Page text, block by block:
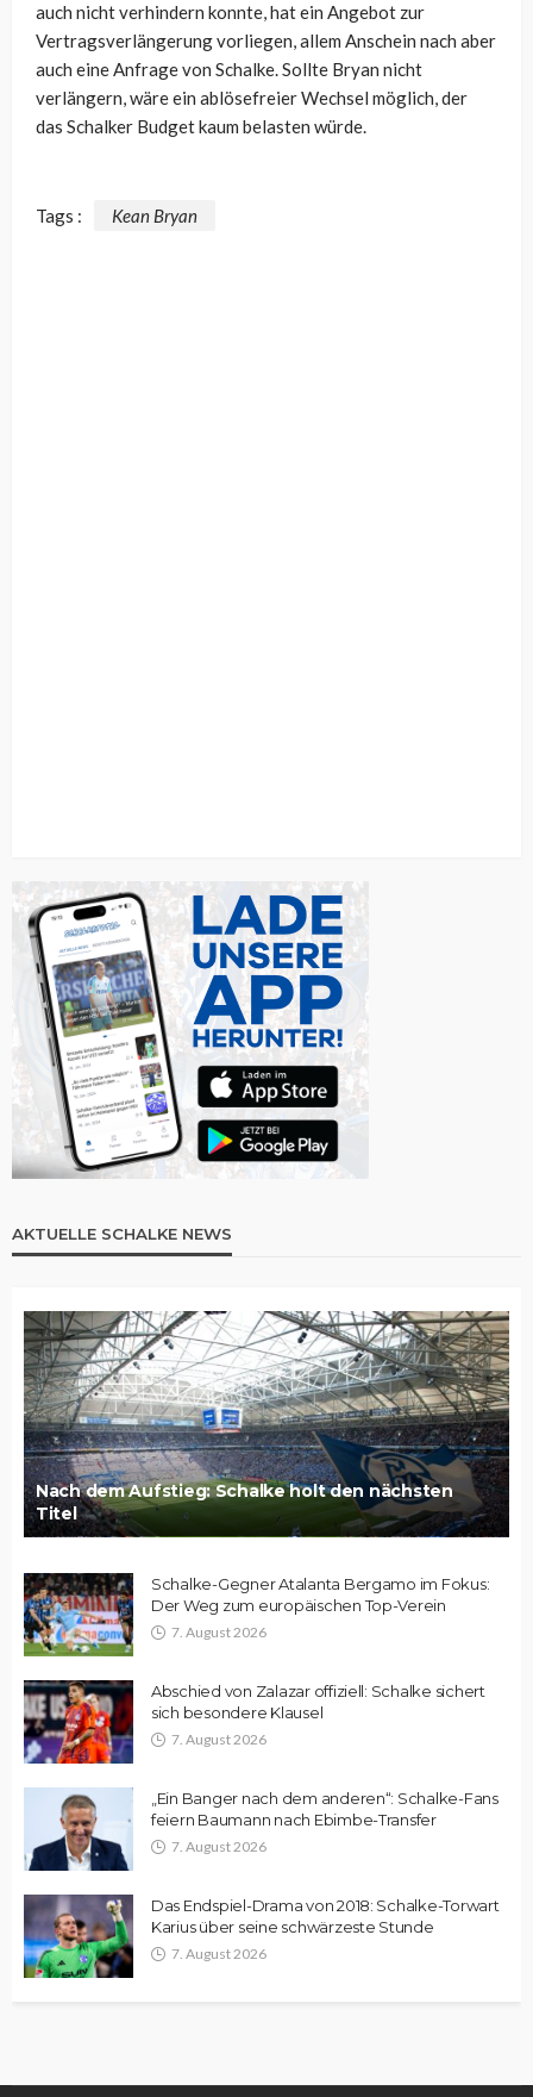
auch nicht verhindern konnte, hat ein Angebot zur
Vertragsverlängerung vorliegen, allem Anschein nach aber
auch eine Anfrage von Schalke. Sollte Bryan nicht
verlängern, wäre ein ablösefreier Wechsel möglich, der
das Schalker Budget kaum belasten würde.
Tags : Kean Bryan
AKTUELLE SCHALKE NEWS
Nach dem Aufstieg: Schalke holt den nächsten
Titel
Schalke-Gegner Atalanta Bergamo im Fokus:
Der Weg zum europäischen Top-Verein
7. August 2026
Abschied von Zalazar offiziell: Schalke sichert
sich besondere Klausel
7. August 2026
„Ein Banger nach dem anderen“: Schalke-Fans
feiern Baumann nach Ebimbe-Transfer
7. August 2026
Das Endspiel-Drama von 2018: Schalke-Torwart
Karius über seine schwärzeste Stunde
7. August 2026